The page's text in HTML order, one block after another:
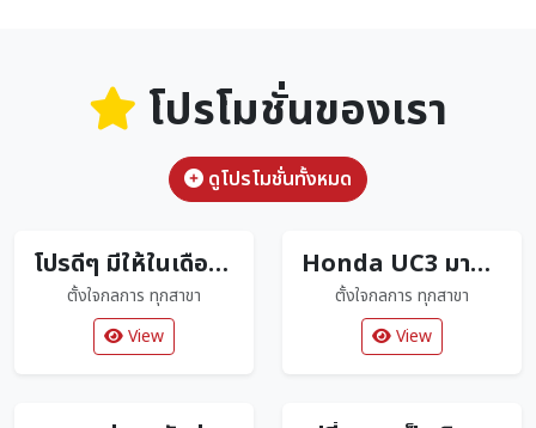
โปรโมชั่นของเรา
ดูโปรโมชั่นทั้งหมด
โปรดีๆ มีให้ในเดือนสิงหา
ตั้งใจกลการ ทุกสาขา
View
Honda UC3 มาพร้อมความคุ้มสุดว้าววว
ตั้งใจกลการ ทุกสาขา
View